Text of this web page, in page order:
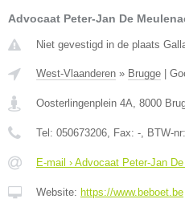
Advocaat Peter-Jan De
Niet gevestigd in de plaats
West-Vlaanderen » Brugge
Oosterlingenplein 4A, 8000
Tel: 050673206, Fax: -, BTW-nr:
E-mail › Advocaat Peter-Jan
Website: https://www.beboet.be